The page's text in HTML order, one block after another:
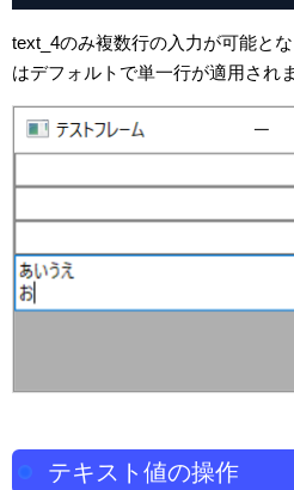
text_4のみ複数行の入力が可能と
はデフォルトで単一行が適用されま
テキスト値の操作